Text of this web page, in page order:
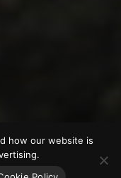
how our website is